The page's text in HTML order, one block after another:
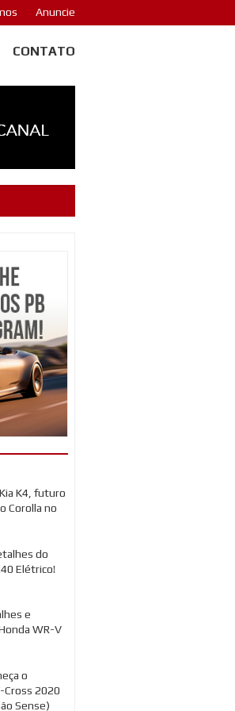
Anuncie
CONTATO
K4, futuro
Corolla no
do
Elétrico!
e
WR-V
o
Cross 2020
Sense)